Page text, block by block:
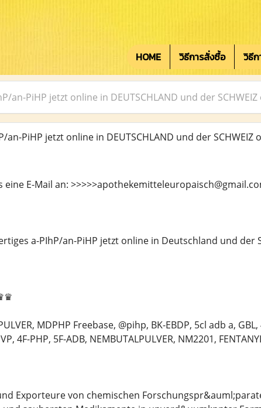
HOME วิธีการสั่งซื้อ วิธี
an-PiHP jetzt online in DEUTSCHLAND und der
an-PiHP jetzt online in DEUTSCHLAND und der SCHWEIZ
E-Mail an:
a-PIhP/an-PiHP jetzt online in Deutschland und der
MDPHP Freebase, @pihp, BK-EBDP, 5cl adb a, GBL,
4F-PHP, 5F-ADB, NEMBUTALPULVER, NM2201,
Exporteure von chemischen